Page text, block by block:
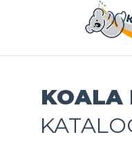
O NAS
GDZIE KUPIĆ
KOALA